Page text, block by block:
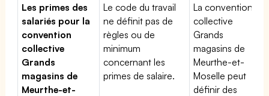
Les primes des
salariés pour la
convention
collective
Grands
magasins de
Meurthe-et-
Le code du travail
ne définit pas de
règles ou de
minimum
concernant les
primes de salaire.
La convention
collective
Grands
magasins de
Meurthe-et-
Moselle peut
définir des